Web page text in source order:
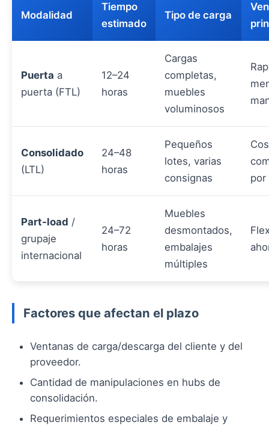
Modalidad
Tiempo
estimado
Tipo de carga
Puerta a
puerta (FTL)
12–24
horas
Cargas
completas,
muebles
voluminosos
Consolidado
(LTL)
24–48
horas
Pequeños
lotes, varias
consignas
por
Part-load /
grupaje
internacional
24–72
horas
Muebles
desmontados,
embalajes
múltiples
Factores que afectan el plazo
Ventanas de carga/descarga del cliente y del
proveedor.
Cantidad de manipulaciones en hubs de
consolidación.
Requerimientos especiales de embalaje y